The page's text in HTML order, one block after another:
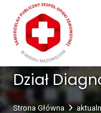
treści
content
Dział
Strona Główna